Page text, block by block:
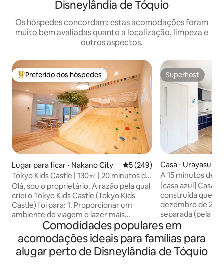
Disneylândia de Tóquio
Os hóspedes concordam: estas acomodações foram
muito bem avaliadas quanto a localização, limpeza e
outros aspectos.
Entre os melhores preferidos dos hóspedes
Preferido dos hóspedes
Lugar para ficar ⋅ Nakano City 5 de uma avaliação média de
5 (249)
Tokyo Kids Castle | 130㎡ | 20 minutos de
Shinjuku | 1 minuto de estação
Olá, sou o proprietário. A razão pela qual
criei o Tokyo Kids Castle (Tokyo Kids
Castle) foi para: 1. Proporcionar um
ambiente de viagem e lazer mais
confortável para crianças e suas famílias
em todo o mundo 2. Para não desistir
por causa do coronavírus, mas transmitir
o espírito de desafio, coragem e
Superhost
Superhost
Casa ⋅ Urayasu
A 15 minutos de
Resort! Com fácil
Ueno e à estação
totalmente
e
[casa azul] Casa
construída que
dezembro de
separada (pela
vaso sanitário). É
duas
minutos do Tokyo
Resort.Também
Comodidades populares em
acomodações ideais para famílias para
alugar perto de Disneylândia de Tóquio